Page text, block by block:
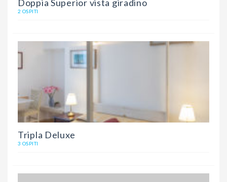
Doppia Superior vista giradino
2 OSPITI
Tripla Deluxe
3 OSPITI